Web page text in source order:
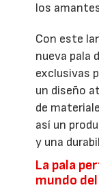
los
Con este
nueva pala
exclusivas
un diseño
de
así un
y una
La pala
mundo